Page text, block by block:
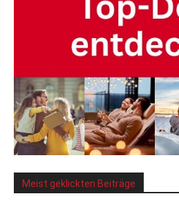
Meist geklickten Beiträge